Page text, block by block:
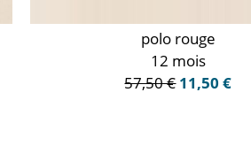
polo rouge
12 mois
57,50 €11,50 €